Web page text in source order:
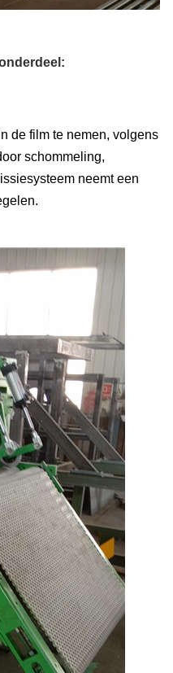
de film te nemen, volgens
schommeling,
neemt een